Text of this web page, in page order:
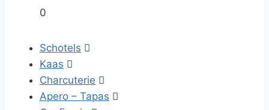
0
Schotels 
Kaas 
Charcuterie 
Apero – Tapas 